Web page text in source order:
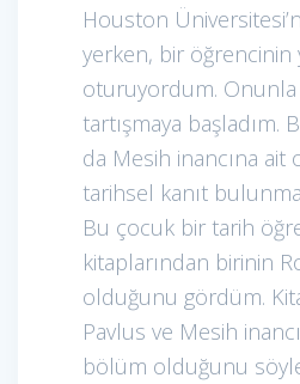
Houston
yerken, bir öğrencinin
oturuyordum. Onunla
tartışmaya başladım.
da Mesih inancına ait
tarihsel kanıt
Bu çocuk bir tarih
kitaplarından birinin
olduğunu gördüm.
Pavlus ve Mesih
bölüm olduğunu